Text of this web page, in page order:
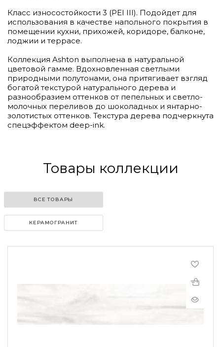
Класс износостойкости 3 (PEI III). Подойдет для
использования в качестве напольного покрытия в
помещении кухни, прихожей, коридоре, балконе,
лоджии и террасе.
Коллекция Ashton выполнена в натуральной
цветовой гамме. Вдохновленная светлыми
природными полутонами, она притягивает взгляд
богатой текстурой натурального дерева и
разнообразием оттенков от пепельных и светло-
молочных переливов до шоколадных и янтарно-
золотистых оттенков. Текстура дерева подчеркнута
спецэффектом deep-ink.
Товары коллекции
ВСЕ ТОВАРЫ
КЕРАМОГРАНИТ